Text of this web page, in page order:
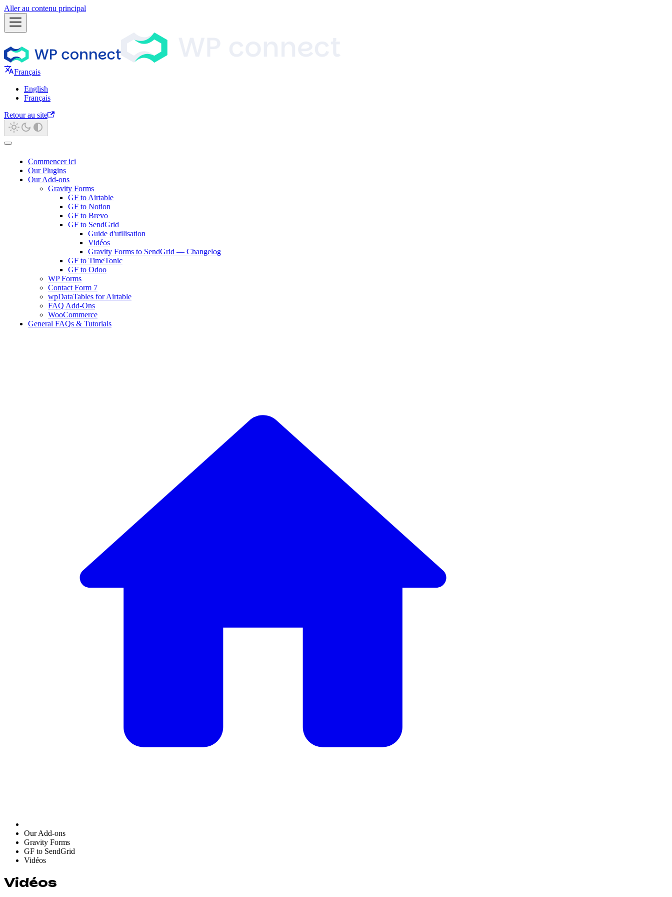
Aller au contenu principal
Français
English
Français
Retour au site
Commencer ici
Our Plugins
Our Add-ons
Gravity Forms
GF to Airtable
GF to Notion
GF to Brevo
GF to SendGrid
Guide d'utilisation
Vidéos
Gravity Forms to SendGrid — Changelog
GF to TimeTonic
GF to Odoo
WP Forms
Contact Form 7
wpDataTables for Airtable
FAQ Add-Ons
WooCommerce
General FAQs & Tutorials
Our Add-ons
Gravity Forms
GF to SendGrid
Vidéos
Vidéos